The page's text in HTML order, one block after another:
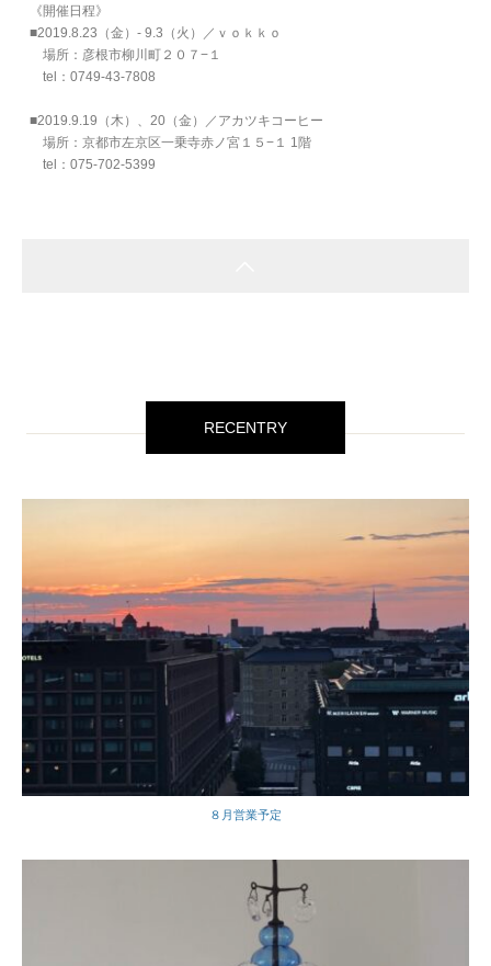
《開催日程》
■2019.8.23（金）- 9.3（火）／ｖｏｋｋｏ
場所：彦根市柳川町２０７−１
tel：0749-43-7808
■2019.9.19（木）、20（金）／アカツキコーヒー
場所：京都市左京区一乗寺赤ノ宮１５−１ 1階
tel：075-702-5399
RECENTRY
８月営業予定